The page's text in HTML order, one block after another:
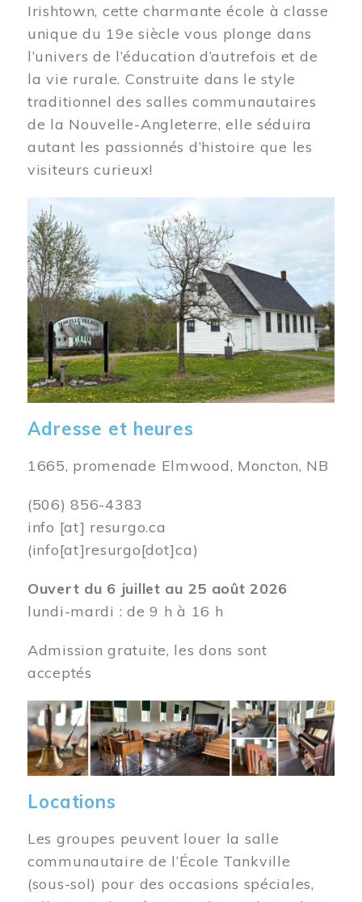
Irishtown, cette charmante école à classe
unique du 19e siècle vous plonge dans
l’univers de l’éducation d’autrefois et de
la vie rurale. Construite dans le style
traditionnel des salles communautaires
de la Nouvelle-Angleterre, elle séduira
autant les passionnés d’histoire que les
visiteurs curieux!
Image
Adresse et heures
1665, promenade Elmwood, Moncton, NB
(506) 856-4383
info [at] resurgo.ca
(info[at]resurgo[dot]ca)
Ouvert du 6 juillet au 25 août 2026
lundi-mardi : de 9 h à 16 h
Admission gratuite, les dons sont
acceptés
Image
Locations
Les groupes peuvent louer la salle
communautaire de l’École Tankville
(sous-sol) pour des occasions spéciales,